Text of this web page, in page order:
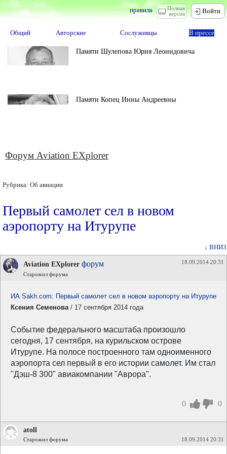
Полная
версия
правила Войти
Общий Авторские Сослуживцы В прессе
Памяти Шулепова Юрия Леонидовича
Памяти Копец Инны Андреевны
Форум Aviation EXplorer
Рубрика: Об авиации
Первый самолет сел в новом
аэропорту на Итурупе
↓ ВНИЗ
Aviation EXplorer форум
Старожил форума
18.09.2014 20:31
ИА Sakh.com: Первый самолет сел в новом аэропорту на Итурупе
Ксения Семенова/ 17 сентября 2014 года
Событие федерального масштаба произошло
сегодня, 17 сентября, на курильском острове
Итурупе. На полосе построенного там одноименного
аэропорта сел первый в его истории самолет. Им стал
"Дэш-8 300" авиакомпании "Аврора".
0 0
atoll
Старожил форума 18.09.2014 20:31